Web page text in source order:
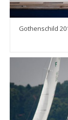
Gothenschild